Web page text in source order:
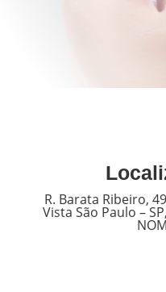
R. Barata Ribeiro,
Vista São Paulo –